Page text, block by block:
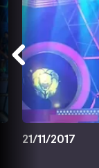
21/11/2017